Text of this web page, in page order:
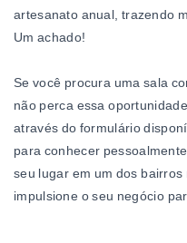
artesanato anual, trazendo
Um achado!
Se você procura uma sala
não perca essa
através do formulário
para conhecer
seu lugar em um dos
impulsione o seu negócio